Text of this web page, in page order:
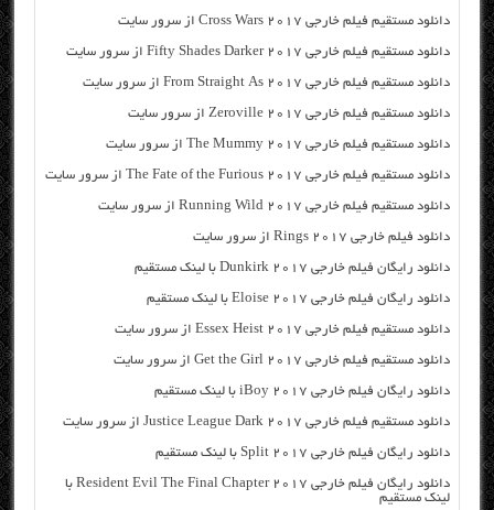
دانلود مستقیم فیلم خارجی Cross Wars 2017 از سرور سایت
دانلود مستقیم فیلم خارجی Fifty Shades Darker 2017 از سرور سایت
دانلود مستقیم فیلم خارجی From Straight As 2017 از سرور سایت
دانلود مستقیم فیلم خارجی Zeroville 2017 از سرور سایت
دانلود مستقیم فیلم خارجی The Mummy 2017 از سرور سایت
دانلود مستقیم فیلم خارجی The Fate of the Furious 2017 از سرور سایت
دانلود مستقیم فیلم خارجی Running Wild 2017 از سرور سایت
دانلود فیلم خارجی Rings 2017 از سرور سایت
دانلود رایگان فیلم خارجی Dunkirk 2017 با لینک مستقیم
دانلود رایگان فیلم خارجی Eloise 2017 با لینک مستقیم
دانلود مستقیم فیلم خارجی Essex Heist 2017 از سرور سایت
دانلود مستقیم فیلم خارجی Get the Girl 2017 از سرور سایت
دانلود رایگان فیلم خارجی iBoy 2017 با لینک مستقیم
دانلود مستقیم فیلم خارجی Justice League Dark 2017 از سرور سایت
دانلود رایگان فیلم خارجی Split 2017 با لینک مستقیم
دانلود رایگان فیلم خارجی Resident Evil The Final Chapter 2017 با
لینک مستقیم